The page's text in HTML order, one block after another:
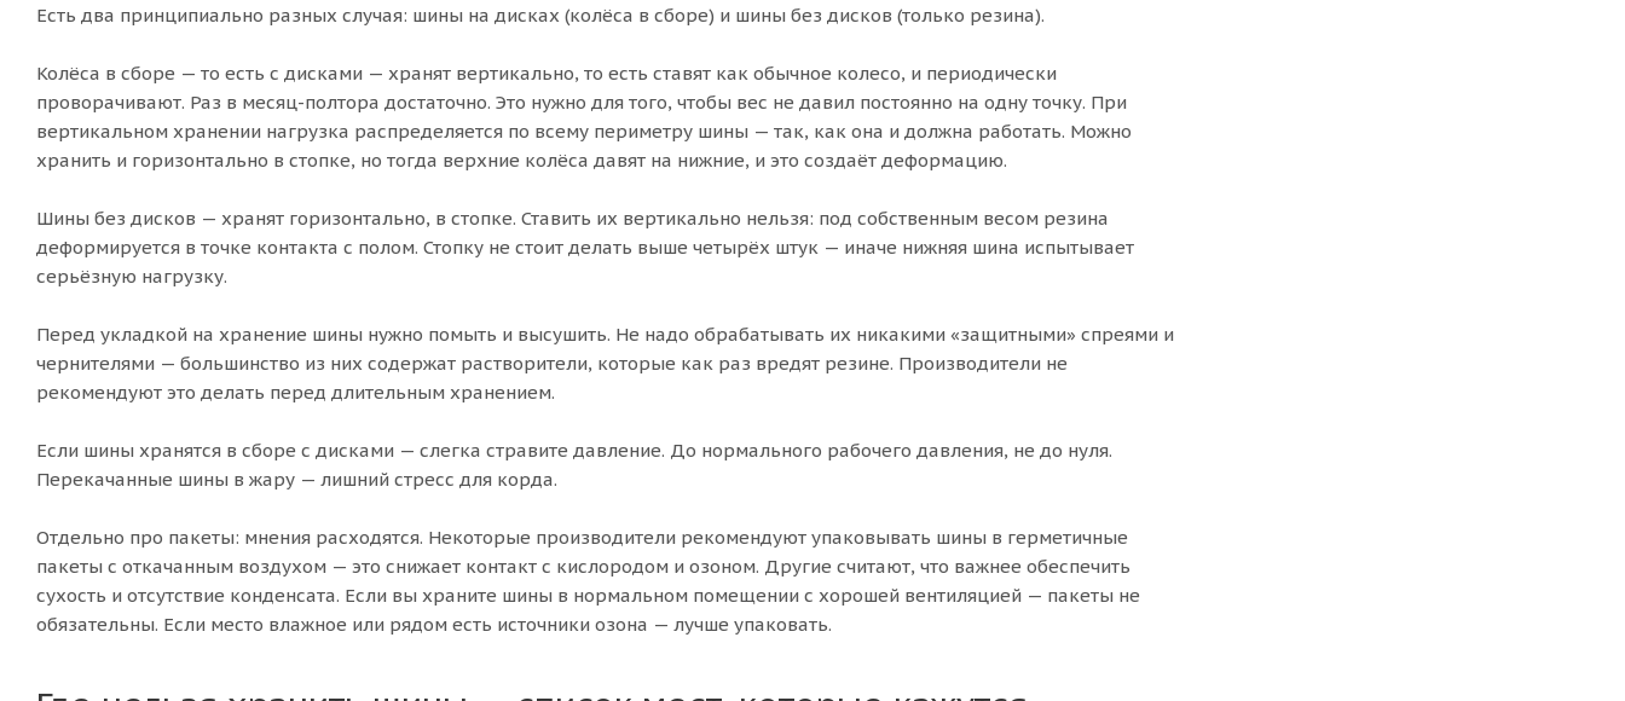
Есть два принципиально разных случая: шины на дисках (колёса в сборе) и шины без дисков (только резина).
Колёса в сборе — то есть с дисками — хранят вертикально, то есть ставят как обычное колесо, и периодически
проворачивают. Раз в месяц-полтора достаточно. Это нужно для того, чтобы вес не давил постоянно на одну точку. При
вертикальном хранении нагрузка распределяется по всему периметру шины — так, как она и должна работать. Можно
хранить и горизонтально в стопке, но тогда верхние колёса давят на нижние, и это создаёт деформацию.
Шины без дисков — хранят горизонтально, в стопке. Ставить их вертикально нельзя: под собственным весом резина
деформируется в точке контакта с полом. Стопку не стоит делать выше четырёх штук — иначе нижняя шина испытывает
серьёзную нагрузку.
Перед укладкой на хранение шины нужно помыть и высушить. Не надо обрабатывать их никакими «защитными» спреями и
чернителями — большинство из них содержат растворители, которые как раз вредят резине. Производители не
рекомендуют это делать перед длительным хранением.
Если шины хранятся в сборе с дисками — слегка стравите давление. До нормального рабочего давления, не до нуля.
Перекачанные шины в жару — лишний стресс для корда.
Отдельно про пакеты: мнения расходятся. Некоторые производители рекомендуют упаковывать шины в герметичные
пакеты с откачанным воздухом — это снижает контакт с кислородом и озоном. Другие считают, что важнее обеспечить
сухость и отсутствие конденсата. Если вы храните шины в нормальном помещении с хорошей вентиляцией — пакеты не
обязательны. Если место влажное или рядом есть источники озона — лучше упаковать.